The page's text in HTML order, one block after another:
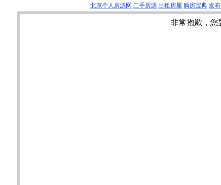
北京个人房源网 二手房源 出租房屋 购房宝典 发